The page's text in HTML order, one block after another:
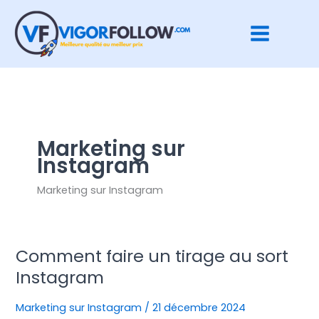
contenu
Marketing sur
Instagram
Marketing sur Instagram
Comment faire un tirage au sort
Instagram
Marketing sur Instagram /21 décembre 2024
Comment
faire
un
tirage